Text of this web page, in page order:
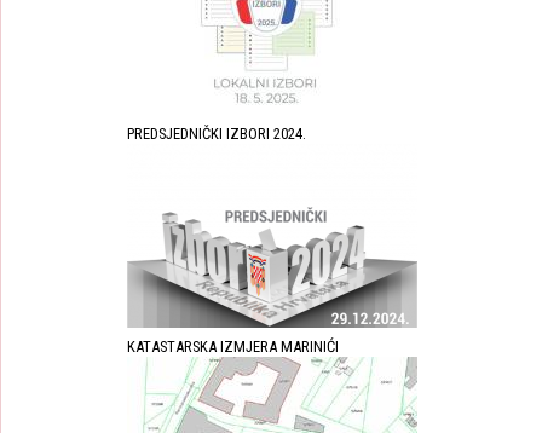
PREDSJEDNIČKI IZBORI 2024.
KATASTARSKA IZMJERA MARINIĆI